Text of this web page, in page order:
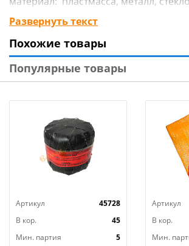
полимерная пленка
Аккумулятор 1.2V 40mAH NI-MH
время зарядки 8 часов
время работы - 8 часов
Развернуть текст
Похожие товары
Популярные товары
Артикул
45728
В кор.
45
Мин. партия
5
Артикул
В кор.
Мин.